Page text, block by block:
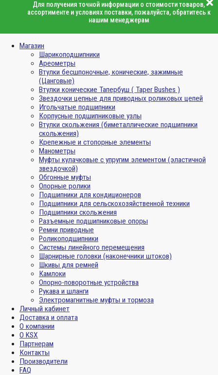
Для получения точной информации о стоимости товаров,
ассортименте и условиях поставки, пожалуйста, обратитесь к
нашим менеджерам
Магазин
Шарикоподшипники
Ареометры
Втулки бесшпоночные, конические, зажимные
(Цанговые)
Втулки конические Тапербуш ( Taper Bushes )
Звездочки цепные для приводных роликовых цепей
Игольчатые подшипники
Корпусные подшипниковые узлы
Втулки скольжения (биметаллические подшипники
скольжения)
Крепежные и стопорные элементы
Манометры
Муфты кулачковые с упругим элементом (эластичной
звездочкой)
Обгонные муфты
Опорные ролики
Подшипники для кондиционеров
Подшипники для сельскохозяйственной техники
Подшипники скольжения
Разъемные подшипниковые опоры
Ремни приводные
Роликоподшипники
Системы линейного перемещения
Шарнирные головки (наконечники штоков)
Шкивы для ремней
Камлоки
Опорно-поворотные устройства
Рукава и шланги
Электромагнитные муфты и тормоза
Личный кабинет
Доставка и оплата
О компании
О KSX
Партнерам
Контакты
Производители
FAQ